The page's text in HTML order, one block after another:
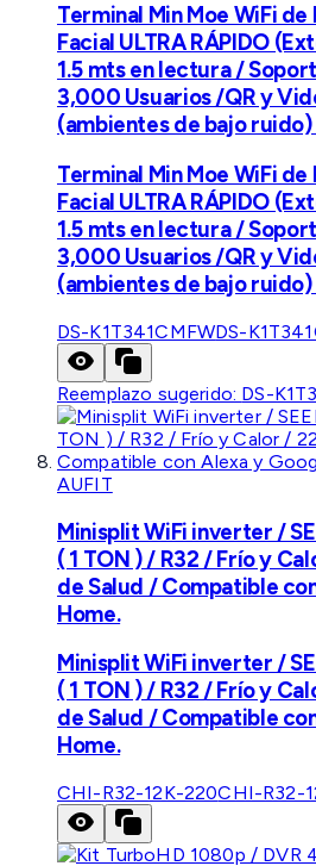
Terminal Min Moe WiFi
Facial ULTRA RÁPIDO
1.5 mts en lectura /
3,000 Usuarios /QR y
(ambientes de bajo
Terminal Min Moe WiFi
Facial ULTRA RÁPIDO
1.5 mts en lectura /
3,000 Usuarios /QR y
(ambientes de bajo
DS-K1T341CMFWDS-
Reemplazo sugerido: DS-
AUFIT
Minisplit WiFi inverter /
( 1 TON ) / R32 / Frío y
de Salud / Compatible
Home.
Minisplit WiFi inverter /
( 1 TON ) / R32 / Frío y
de Salud / Compatible
Home.
CHI-R32-12K-220CHI-R32-